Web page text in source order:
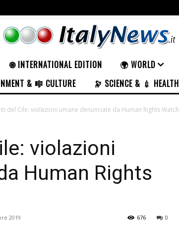
🌐 INTERNATIONAL EDITION 🌍 WORLD
& 🎼 CULTURE 🔭 SCIENCE & 💉 HEALTH
del Cile: violazioni umane denunciate da Human Rights Watch
violazioni
Human Rights
2019 0
676